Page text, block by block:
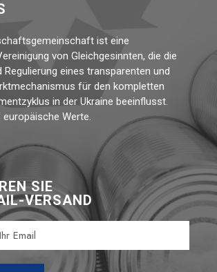
ist eine
von Gleichgesinnten, die die
eines transparenten und
für den kompletten
in der Ukraine beeinflusst.
Werte.
SIE
VERSAND